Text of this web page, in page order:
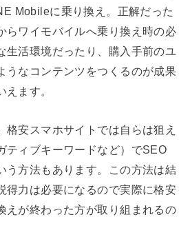
Mobileに乗り換え。正解だった
らワイモバイルへ乗り換え時の必
生活環境だったり、購入手前のユ
うなコンテンツをつくるのが成果
ます。
格安スマホサイトでは自らは狙え
ティブキーワードなど）でSEO
う方法もあります。この方法は結
得力は必要になるので実際に格安
えが終わった方が取り組まれるの